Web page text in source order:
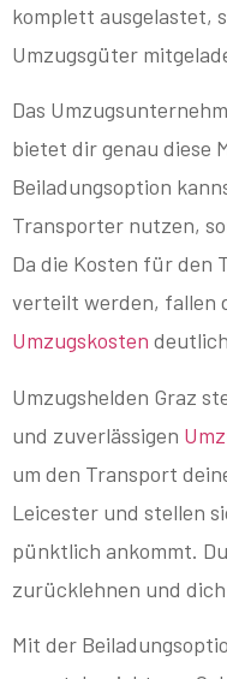
komplett ausgelastet,
Umzugsgüter
Das
bietet dir genau diese
Beiladungsoption
Transporter nutzen,
Da die Kosten für den
verteilt werden, fallen
Umzugskosten
Umzugshelden Graz
und zuverlässigen
um den Transport
Leicester und stellen
pünktlich ankommt.
zurücklehnen und
Mit der